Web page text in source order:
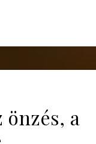
önzés, a